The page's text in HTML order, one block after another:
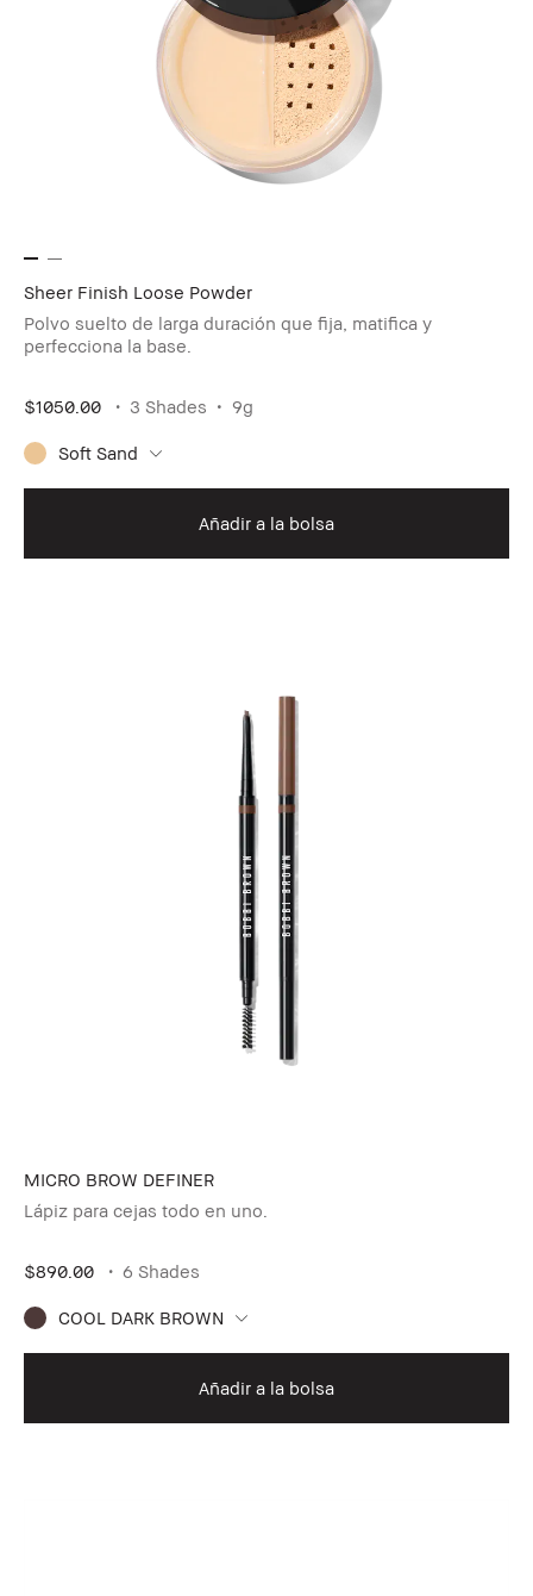
Sheer Finish Loose Powder
Polvo suelto de larga duración que fija, matifica y
perfecciona la base.
$1050.00 3 Shades 9g
Soft Sand
Añadir a la bolsa
MICRO BROW DEFINER
Lápiz para cejas todo en uno.
$890.00 6 Shades
COOL DARK BROWN
Añadir a la bolsa